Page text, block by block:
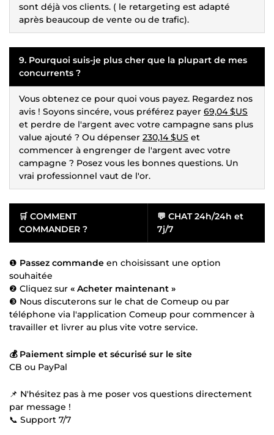
sont déjà vos clients. ( le retargeting est adapté
après beaucoup de vente ou de trafic).
9. Pourquoi suis-je plus cher que la plupart de mes
concurrents ?
Vous obtenez ce pour quoi vous payez. Regardez nos
avis ! Soyons sincére, vous préférez payer 69,04 $US
et perdre de l'argent avec votre campagne sans plus
value ajouté ? Ou dépenser 230,14 $US et
commencer à engrenger de l'argent avec votre
campagne ? Posez vous les bonnes questions. Un
vrai professionnel vaut de l'or.
🛒 COMMENT
COMMANDER ?
💬 CHAT 24h/24h et
7j/7
❶ Passez commande en choisissant une option
souhaitée
❷ Cliquez sur « Acheter maintenant »
❸ Nous discuterons sur le chat de Comeup ou par
téléphone via l'application Comeup pour commencer à
travailler et livrer au plus vite votre service.
💰 Paiement simple et sécurisé sur le site
CB ou PayPal
📌 N'hésitez pas à me poser vos questions directement
par message !
📞 Support 7/7